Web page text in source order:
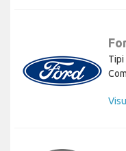
Tipi